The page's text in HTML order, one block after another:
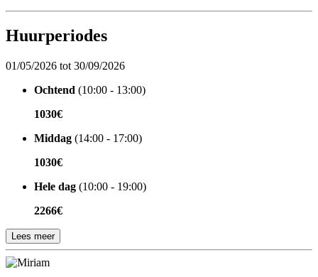
Huurperiodes
01/05/2026 tot 30/09/2026
Ochtend (10:00 - 13:00)
1030€
Middag (14:00 - 17:00)
1030€
Hele dag (10:00 - 19:00)
2266€
Lees meer
Georganiseerd door